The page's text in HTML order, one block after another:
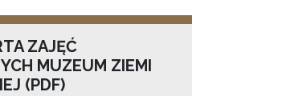
ZAJĘĆ
MUZEUM ZIEMI
(PDF)